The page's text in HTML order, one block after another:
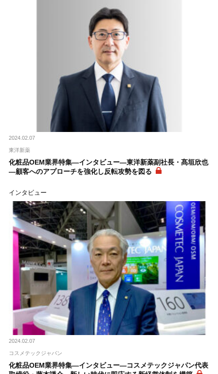
2024.02.07
東洋新薬
化粧品OEM業界特集―インタビュー―東洋新薬副社長・髙垣欣也
―顧客へのアプローチを強化し反転攻勢を図る
インタビュー
2024.02.07
コスメテックジャパン
化粧品OEM業界特集―インタビュー―コスメテックジャパン代表